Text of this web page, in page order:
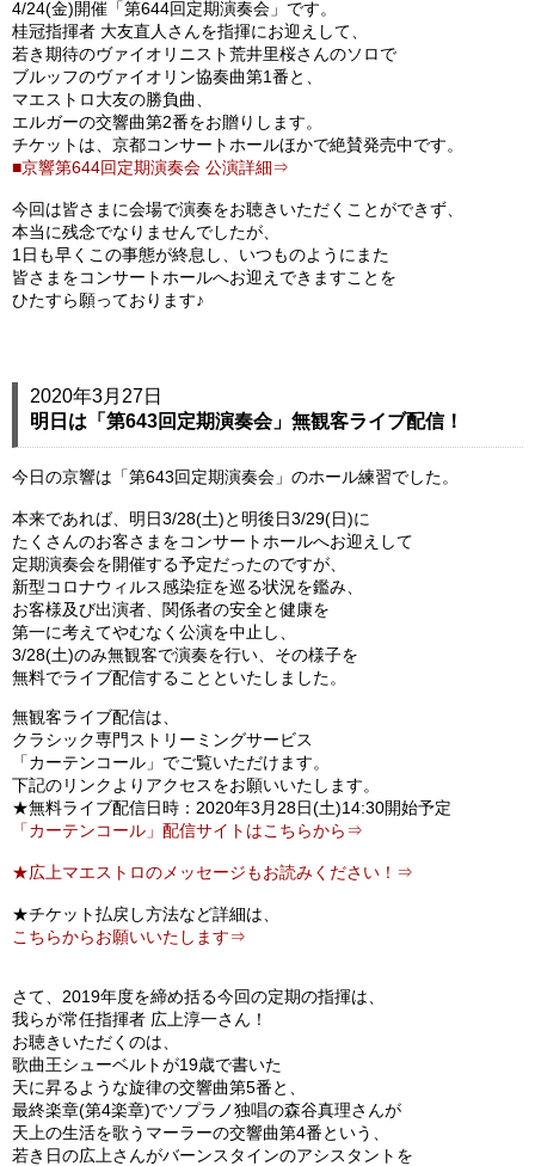
4/24(金)開催「第644回定期演奏会」です。
桂冠指揮者 大友直人さんを指揮にお迎えして、
若き期待のヴァイオリニスト荒井里桜さんのソロで
ブルッフのヴァイオリン協奏曲第1番と、
マエストロ大友の勝負曲、
エルガーの交響曲第2番をお贈りします。
チケットは、京都コンサートホールほかで絶賛発売中です。
■京響第644回定期演奏会 公演詳細⇒
今回は皆さまに会場で演奏をお聴きいただくことができず、
本当に残念でなりませんでしたが、
1日も早くこの事態が終息し、いつものようにまた
皆さまをコンサートホールへお迎えできますことを
ひたすら願っております♪
2020年3月27日
明日は「第643回定期演奏会」無観客ライブ配信！
今日の京響は「第643回定期演奏会」のホール練習でした。
本来であれば、明日3/28(土)と明後日3/29(日)に
たくさんのお客さまをコンサートホールへお迎えして
定期演奏会を開催する予定だったのですが、
新型コロナウィルス感染症を巡る状況を鑑み、
お客様及び出演者、関係者の安全と健康を
第一に考えてやむなく公演を中止し、
3/28(土)のみ無観客で演奏を行い、その様子を
無料でライブ配信することといたしました。
無観客ライブ配信は、
クラシック専門ストリーミングサービス
「カーテンコール」でご覧いただけます。
下記のリンクよりアクセスをお願いいたします。
★無料ライブ配信日時：2020年3月28日(土)14:30開始予定
「カーテンコール」配信サイトはこちらから⇒
★広上マエストロのメッセージもお読みください！⇒
★チケット払戻し方法など詳細は、
こちらからお願いいたします⇒
さて、2019年度を締め括る今回の定期の指揮は、
我らが常任指揮者 広上淳一さん！
お聴きいただくのは、
歌曲王シューベルトが19歳で書いた
天に昇るような旋律の交響曲第5番と、
最終楽章(第4楽章)でソプラノ独唱の森谷真理さんが
天上の生活を歌うマーラーの交響曲第4番という、
若き日の広上さんがバーンスタインのアシスタントを